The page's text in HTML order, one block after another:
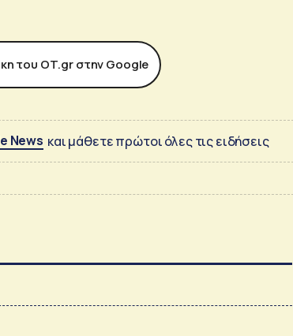
του ΟΤ.gr στην Google
News και μάθετε πρώτοι όλες τις ειδήσεις